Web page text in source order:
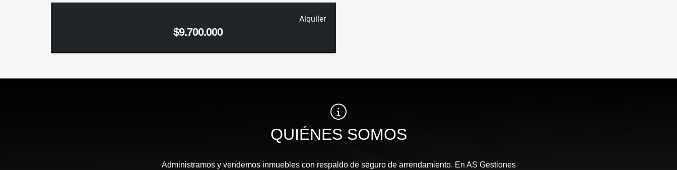
Alquiler
$9.700.000
QUIÉNES SOMOS
Administramos y vendemos inmuebles con respaldo de seguro de arrendamiento. En AS Gestiones